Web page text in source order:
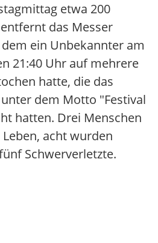
etwa 200
das Messer
ein Unbekannter am
21:40 Uhr auf mehrere
hatte, die das
dem Motto "Festival
hatten. Drei Menschen
acht wurden
Schwerverletzte.